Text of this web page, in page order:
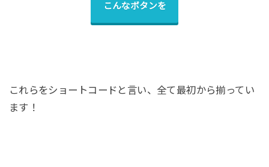
こんなボタンを
これらをショートコードと言い、全て最初から揃ってい
ます！